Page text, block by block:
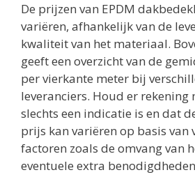
De prijzen van EPDM
variëren, afhankelijk van de
kwaliteit van het materiaal.
geeft een overzicht van de
per vierkante meter bij
leveranciers. Houd er rekening
slechts een indicatie is en dat
prijs kan variëren op basis van
factoren zoals de omvang van
eventuele extra